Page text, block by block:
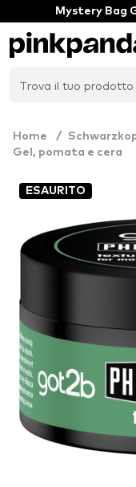
Mystery Bag
Home /
Gel, pomata e cera
ESAURITO